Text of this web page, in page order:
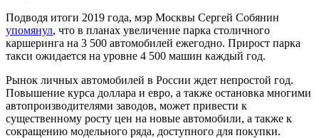
Подводя итоги 2019 года, мэр Москвы Сергей Собянин
упомянул, что в планах увеличение парка столичного
каршеринга на 3 500 автомобилей ежегодно. Прирост парка
такси ожидается на уровне 4 500 машин каждый год.
Рынок личных автомобилей в России ждет непростой год.
Повышение курса доллара и евро, а также остановка многими
автопроизводителями заводов, может привести к
существенному росту цен на новые автомобили, а также к
сокращению модельного ряда, доступного для покупки.